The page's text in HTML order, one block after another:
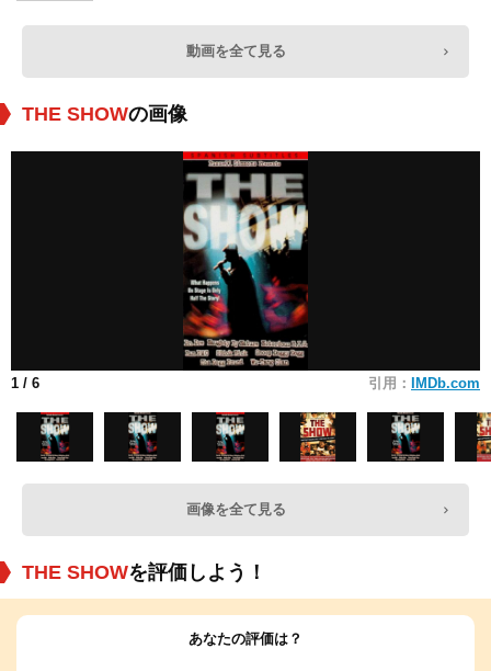
動画を全て見る
THE SHOWの画像
1 / 6 引用： IMDb.com
画像を全て見る
THE SHOWを評価しよう！
あなたの評価は？